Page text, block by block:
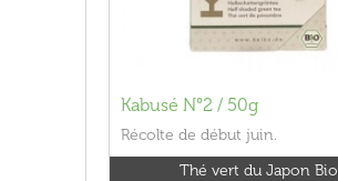
Kabusé N°2 / 50g
Récolte de début juin.
Thé vert du Japon Bio